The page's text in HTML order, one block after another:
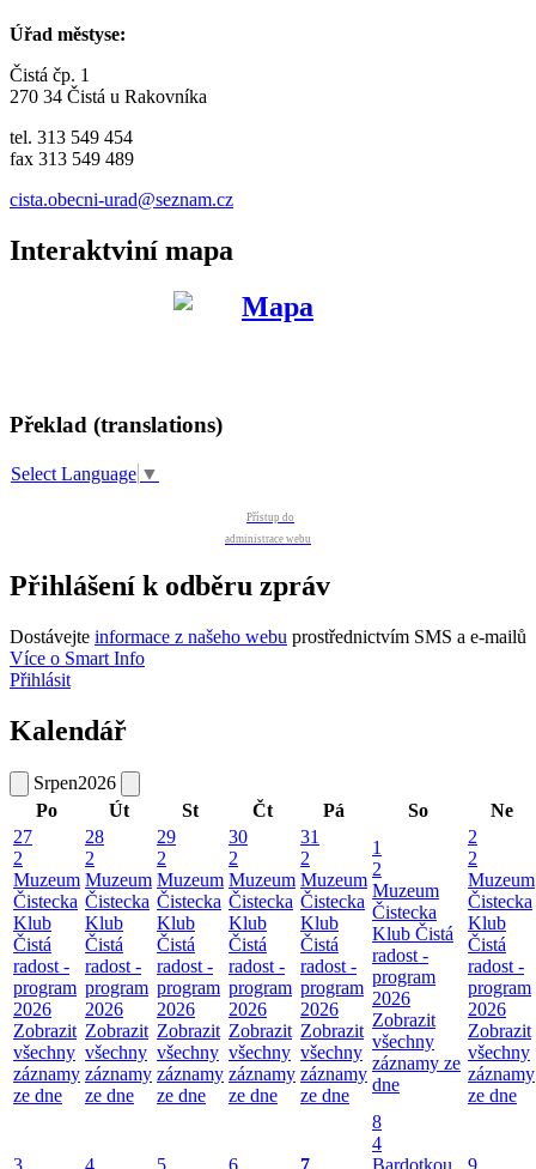
Úřad městyse:
Čistá čp. 1
270 34 Čistá u Rakovníka
tel. 313 549 454
fax 313 549 489
cista.obecni-urad@seznam.cz
Interaktviní mapa
Překlad (translations)
Select Language ▼
Přístup do
administrace webu
Přihlášení k odběru zpráv
Dostávejte informace z našeho webu prostřednictvím SMS a e-mailů
Více o Smart Info
Přihlásit
Kalendář
Srpen2026
Po
Út St Čt Pá So
Ne
27
2
Muzeum
Čistecka
Klub
Čistá
radost -
program
2026
Zobrazit
všechny
záznamy
ze dne
28
2
Muzeum
Čistecka
Klub
Čistá
radost -
program
2026
Zobrazit
všechny
záznamy
ze dne
29
2
Muzeum
Čistecka
Klub
Čistá
radost -
program
2026
Zobrazit
všechny
záznamy
ze dne
30
2
Muzeum
Čistecka
Klub
Čistá
radost -
program
2026
Zobrazit
všechny
záznamy
ze dne
31
2
Muzeum
Čistecka
Klub
Čistá
radost -
program
2026
Zobrazit
všechny
záznamy
ze dne
1
2
Muzeum
Čistecka
Klub Čistá
radost -
program
2026
Zobrazit
všechny
záznamy ze
dne
2
2
Muzeum
Čistecka
Klub
Čistá
radost -
program
2026
Zobrazit
všechny
záznamy
ze dne
8
4